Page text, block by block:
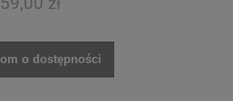
o dostępności